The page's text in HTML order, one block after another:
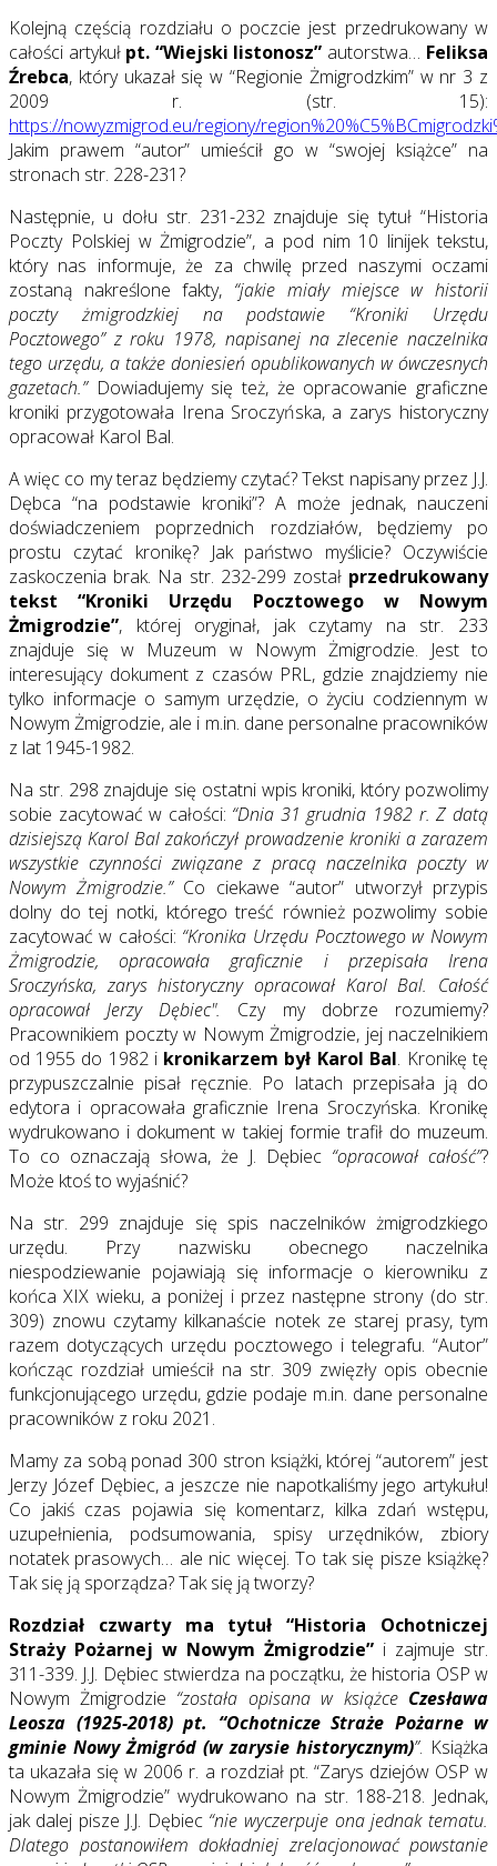
Kolejną częścią rozdziału o poczcie jest przedrukowany w
całości artykuł pt. “Wiejski listonosz” autorstwa… Feliksa
Źrebca, który ukazał się w “Regionie Żmigrodzkim” w nr 3 z
2009 r. (str. 15):
https://nowyzmigrod.eu/regiony/
Jakim prawem “autor” umieścił go w “swojej książce” na
stronach str. 228-231?
Następnie, u dołu str. 231-232 znajduje się tytuł “Historia
Poczty Polskiej w Żmigrodzie”, a pod nim 10 linijek tekstu,
który nas informuje, że za chwilę przed naszymi oczami
zostaną nakreślone fakty, “jakie miały miejsce w historii
poczty żmigrodzkiej na podstawie “Kroniki Urzędu
Pocztowego” z roku 1978, napisanej na zlecenie naczelnika
tego urzędu, a także doniesień opublikowanych w ówczesnych
gazetach.”Dowiadujemy się też, że opracowanie graficzne
kroniki przygotowała Irena Sroczyńska, a zarys historyczny
opracował Karol Bal.
A więc co my teraz będziemy czytać? Tekst napisany przez J.J.
Dębca “na podstawie kroniki”? A może jednak, nauczeni
doświadczeniem poprzednich rozdziałów, będziemy po
prostu czytać kronikę? Jak państwo myślicie? Oczywiście
zaskoczenia brak. Na str. 232-299 został przedrukowany
tekst “Kroniki Urzędu Pocztowego w Nowym
Żmigrodzie”, której oryginał, jak czytamy na str. 233
znajduje się w Muzeum w Nowym Żmigrodzie. Jest to
interesujący dokument z czasów PRL, gdzie znajdziemy nie
tylko informacje o samym urzędzie, o życiu codziennym w
Nowym Żmigrodzie, ale i m.in. dane personalne pracowników
z lat 1945-1982.
Na str. 298 znajduje się ostatni wpis kroniki, który pozwolimy
sobie zacytować w całości: “Dnia 31 grudnia 1982 r. Z datą
dzisiejszą Karol Bal zakończył prowadzenie kroniki a zarazem
wszystkie czynności związane z pracą naczelnika poczty w
Nowym Żmigrodzie.”Co ciekawe “autor” utworzył przypis
dolny do tej notki, którego treść również pozwolimy sobie
zacytować w całości: “Kronika Urzędu Pocztowego w Nowym
Żmigrodzie, opracowała graficznie i przepisała Irena
Sroczyńska, zarys historyczny opracował Karol Bal. Całość
opracował Jerzy Dębiec". Czy my dobrze rozumiemy?
Pracownikiem poczty w Nowym Żmigrodzie, jej naczelnikiem
od 1955 do 1982 i kronikarzem był Karol Bal. Kronikę tę
przypuszczalnie pisał ręcznie. Po latach przepisała ją do
edytora i opracowała graficznie Irena Sroczyńska. Kronikę
wydrukowano i dokument w takiej formie trafił do muzeum.
To co oznaczają słowa, że J. Dębiec “opracował całość”?
Może ktoś to wyjaśnić?
Na str. 299 znajduje się spis naczelników żmigrodzkiego
urzędu. Przy nazwisku obecnego naczelnika
niespodziewanie pojawiają się informacje o kierowniku z
końca XIX wieku, a poniżej i przez następne strony (do str.
309) znowu czytamy kilkanaście notek ze starej prasy, tym
razem dotyczących urzędu pocztowego i telegrafu. “Autor”
kończąc rozdział umieścił na str. 309 zwięzły opis obecnie
funkcjonującego urzędu, gdzie podaje m.in. dane personalne
pracowników z roku 2021.
Mamy za sobą ponad 300 stron książki, której “autorem” jest
Jerzy Józef Dębiec, a jeszcze nie napotkaliśmy jego artykułu!
Co jakiś czas pojawia się komentarz, kilka zdań wstępu,
uzupełnienia, podsumowania, spisy urzędników, zbiory
notatek prasowych… ale nic więcej. To tak się pisze książkę?
Tak się ją sporządza? Tak się ją tworzy?
Rozdział czwarty ma tytuł “Historia Ochotniczej
Straży Pożarnej w Nowym Żmigrodzie” i zajmuje str.
311-339. J.J. Dębiec stwierdza na początku, że historia OSP w
Nowym Żmigrodzie “została opisana w książce Czesława
Leosza (1925-2018) pt. “Ochotnicze Straże Pożarne w
gminie Nowy Żmigród (w zarysie historycznym)”. Książka
ta ukazała się w 2006 r. a rozdział pt. “Zarys dziejów OSP w
Nowym Żmigrodzie” wydrukowano na str. 188-218. Jednak,
jak dalej pisze J.J. Dębiec “nie wyczerpuje ona jednak tematu.
Dlatego postanowiłem dokładniej zrelacjonować powstanie